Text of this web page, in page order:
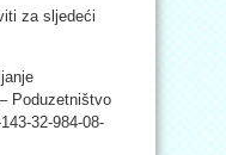
za sljedeći
Poduzetništvo
32-984-08-